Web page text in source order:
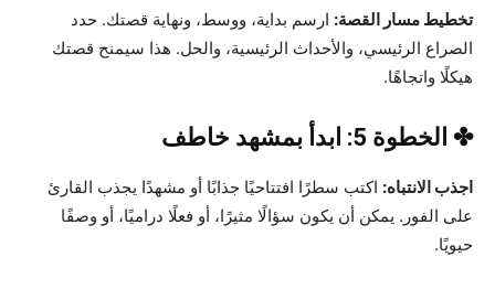
تخطيط مسار القصة: ارسم بداية، ووسط، ونهاية قصتك. حدد
الصراع الرئيسي، والأحداث الرئيسية، والحل. هذا سيمنح قصتك
هيكلًا واتجاهًا.
✤ الخطوة 5: ابدأ بمشهد خاطف
اجذب الانتباه: اكتب سطرًا افتتاحيًا جذابًا أو مشهدًا يجذب القارئ
على الفور. يمكن أن يكون سؤالًا مثيرًا، أو فعلًا دراميًا، أو وصفًا
حيويًا.